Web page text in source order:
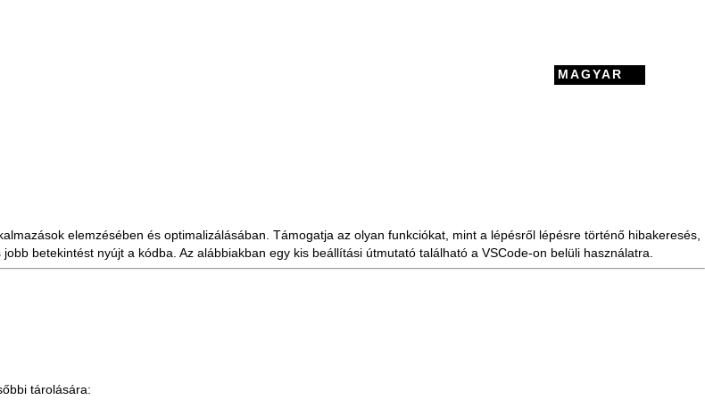
MAGYAR
elemzésében és optimalizálásában. Támogatja az olyan funkciókat, mint a lépésről lépésre történő hibakeresés,
betekintést nyújt a kódba. Az alábbiakban egy kis beállítási útmutató található a VSCode-on belüli használatra.
tárolására: